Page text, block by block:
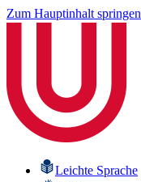
Zum Hauptinhalt springen
Leichte Sprache